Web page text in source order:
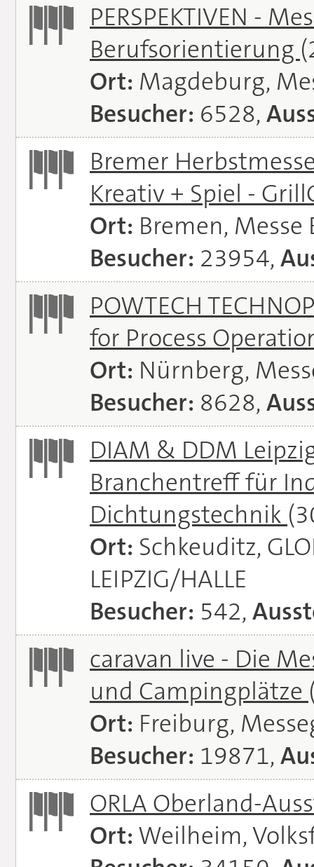
PERSPEKTIVEN -
Berufsorientierung
Ort: Magdeburg,
Besucher: 6528,
Bremer
Kreativ + Spiel -
Ort: Bremen, Messe
Besucher: 23954,
POWTECH
for Process
Ort: Nürnberg,
Besucher: 8628,
DIAM & DDM
Branchentreff für
Dichtungstechnik
Ort: Schkeuditz,
LEIPZIG/HALLE
Besucher: 542,
caravan live - Die
und Campingplätze
Ort: Freiburg,
Besucher: 19871,
ORLA Oberland-
Ort: Weilheim,